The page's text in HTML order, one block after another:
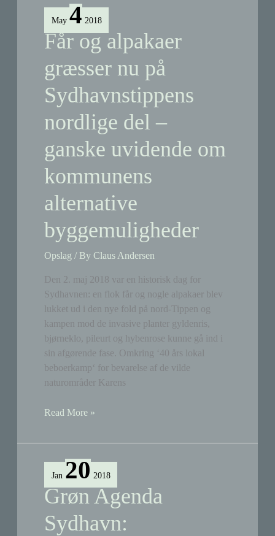
droppet
May 4 2018
Får og alpakaer
græsser nu på
Sydhavnstippens
nordlige del –
ganske uvidende om
kommunens
alternative
byggemuligheder
Opslag / ByClaus Andersen
Den 2. maj 2018 var en historisk dag for
Sydhavnen: en flok får og nogle alpakaer blev
lukket ud i den nye fold på nord-Tippen og
kampen mod de invasive planter gyldenris,
bjørneklo, pileurt og hybenrose kunne gå ind i
sin afgørende fase. Omkring ‘40 års lokal
beboerkamp‘ for bevarelse af de vilde
naturområder Karens
Får
alpakaer
nu
på
Sydhavnstippens
nordlige
del
Read More »
Jan 20 2018
Grøn Agenda
Sydhavn: